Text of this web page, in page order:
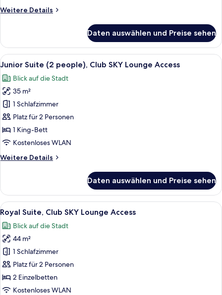
anzeigen
Weitere Details
Weitere
Dreibettzimmer,
Zutritt
zur
Lounge
Daten auswählen und Preise sehen
Alle
Fotos
für
Junior
Suite
(2
people),
Club
Lounge
Ein Hotelzimmer mit einer Couch,
4
Junior Suite (2 people), Club SKY Lounge Access
Blick auf die Stadt
35 m²
1 Schlafzimmer
Platz für 2 Personen
1 King-Bett
Kostenloses WLAN
Weitere Details
Weitere
Suite
(2
people),
Club
SKY
Lounge
Access
Daten auswählen und Preise sehen
Alle
Fotos
für
Royal
Suite,
Club
SKY
Lounge
Ein Hotelzimmer mit Bett, einer
5
Royal Suite, Club SKY Lounge Access
Blick auf die Stadt
44 m²
1 Schlafzimmer
Platz für 2 Personen
2 Einzelbetten
Kostenloses WLAN